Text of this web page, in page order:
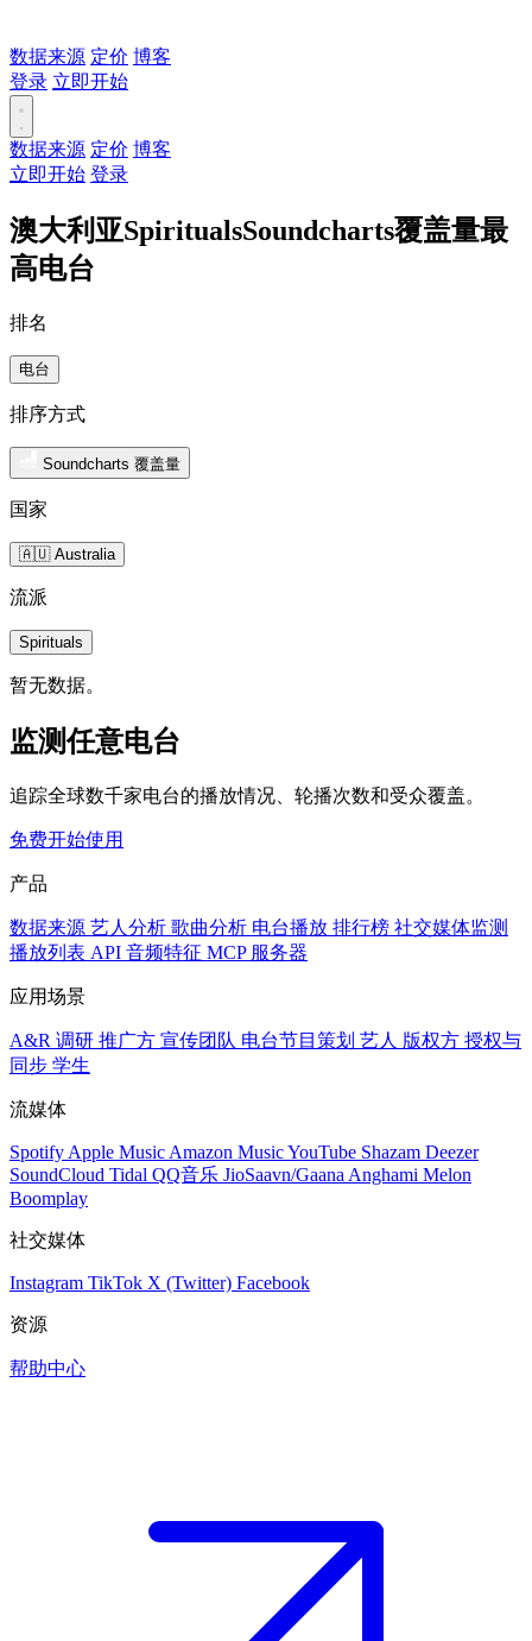
数据来源 定价 博客
登录 立即开始
数据来源 定价 博客
立即开始 登录
澳大利亚SpiritualsSoundcharts覆盖量最
高电台
排名
电台
排序方式
Soundcharts 覆盖量
国家
🇦🇺 Australia
流派
Spirituals
暂无数据。
监测任意电台
追踪全球数千家电台的播放情况、轮播次数和受众覆盖。
免费开始使用
产品
数据来源 艺人分析 歌曲分析 电台播放 排行榜 社交媒体监测
播放列表 API 音频特征 MCP 服务器
应用场景
A&R 调研 推广方 宣传团队 电台节目策划 艺人 版权方 授权与
同步 学生
流媒体
Spotify Apple Music Amazon MusicYouTube Shazam Deezer
SoundCloud Tidal QQ音乐 JioSaavn/Gaana Anghami Melon
Boomplay
社交媒体
Instagram TikTok X (Twitter) Facebook
资源
帮助中心